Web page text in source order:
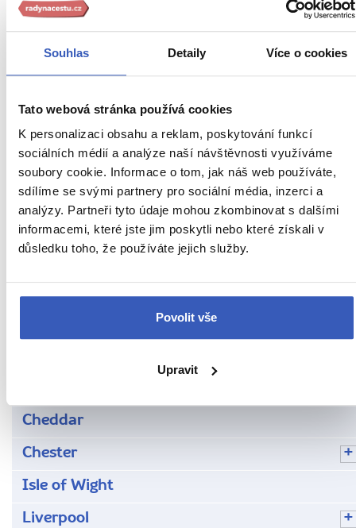
Souhlas Detaily Více o cookies
Tato webová stránka používá cookies
K personalizaci obsahu a reklam, poskytování funkcí
sociálních médií a analýze naší návštěvnosti využíváme
soubory cookie. Informace o tom, jak náš web používáte,
sdílíme se svými partnery pro sociální média, inzerci a
analýzy. Partneři tyto údaje mohou zkombinovat s dalšími
informacemi, které jste jim poskytli nebo které získali v
důsledku toho, že používáte jejich služby.
Povolit vše
Upravit
trafford/
Inspirace
Oblíbená místa
Anglická města
Bath
Brighton
Cambridge
Cheddar
Chester
Isle of Wight
Liverpool